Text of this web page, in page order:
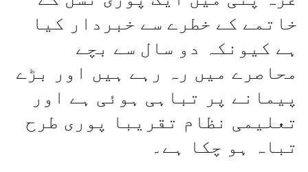
خاتمے کے خطرے سے خبردار کیا
ہے کیونکہ دو سال سے بچے
محاصرے میں رہ رہے ہیں اور بڑے
پیمانے پر تباہی ہوئی ہے اور
تعلیمی نظام تقریبا پوری طرح
تباہ ہو چکا ہے۔